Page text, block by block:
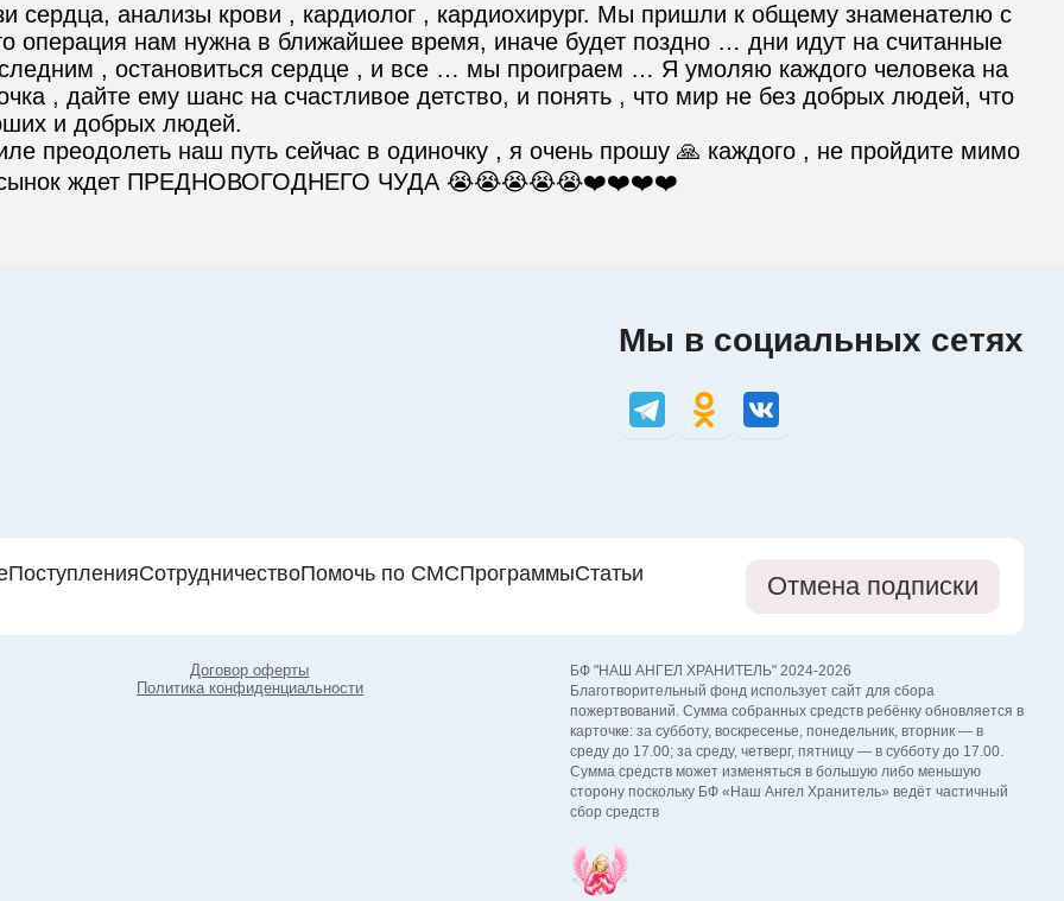
сердца, анализы крови , кардиолог , кардиохирург. Мы пришли к общему знаменателю с
операция нам нужна в ближайшее время, иначе будет поздно … дни идут на считанные
, остановиться сердце , и все … мы проиграем … Я умоляю каждого человека на
, дайте ему шанс на счастливое детство, и понять , что мир не без добрых людей, что
и добрых людей.
преодолеть наш путь сейчас в одиночку , я очень прошу 🙏 каждого , не пройдите мимо
сынок ждет ПРЕДНОВОГОДНЕГО ЧУДА 😭😭😭😭😭❤️❤️❤️❤️
Мы в социальных сетях
ПоступленияСотрудничествоПомочь по СМСПрограммыСтатьи
Отмена подписки
Договор оферты
Политика конфиденциальности
БФ "НАШ АНГЕЛ ХРАНИТЕЛЬ" 2024-2026
Благотворительный фонд использует сайт для сбора
пожертвований. Сумма собранных средств ребёнку обновляется в
карточке: за субботу, воскресенье, понедельник, вторник — в
среду до 17.00; за среду, четверг, пятницу — в субботу до 17.00.
Сумма средств может изменяться в большую либо меньшую
сторону поскольку БФ «Наш Ангел Хранитель» ведёт частичный
сбор средств